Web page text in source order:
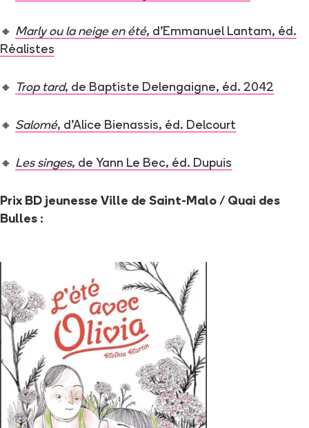
🔸 Marly ou la neige en été, d’Emmanuel Lantam, éd.
Réalistes
🔸 Trop tard, de Baptiste Delengaigne, éd. 2042
🔸 Salomé, d’Alice Bienassis, éd. Delcourt
🔸 Les singes, de Yann Le Bec, éd. Dupuis
Prix BD jeunesse Ville de Saint-Malo / Quai des
Bulles :